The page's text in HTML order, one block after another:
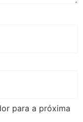
para a próxima